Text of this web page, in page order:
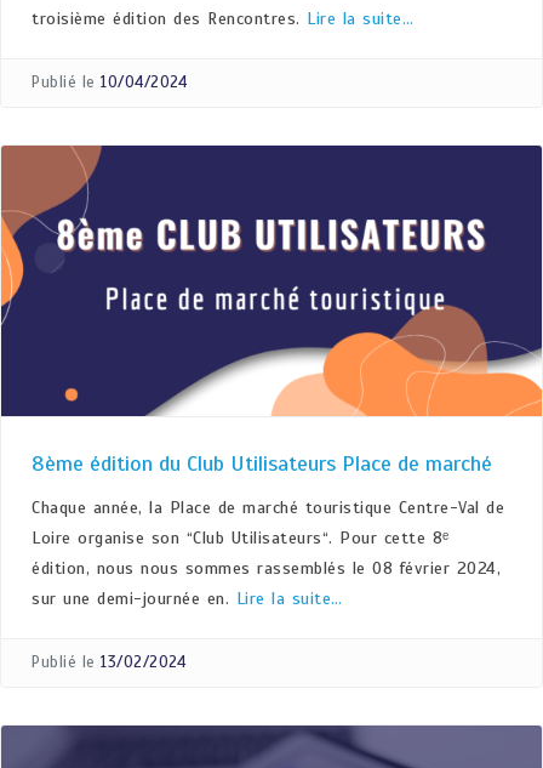
troisième édition des Rencontres. Lire la suite…
Publié le 10/04/2024
8ème édition du Club Utilisateurs Place de marché
Chaque année, la Place de marché touristique Centre-Val de
Loire organise son “Club Utilisateurs“. Pour cette 8ᵉ
édition, nous nous sommes rassemblés le 08 février 2024,
sur une demi-journée en. Lire la suite…
Publié le 13/02/2024